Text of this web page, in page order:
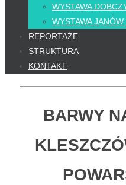
WYSTAWA
WYSTAWA
REPORTAŻE
STRUKTURA
KONTAKT
BARWY